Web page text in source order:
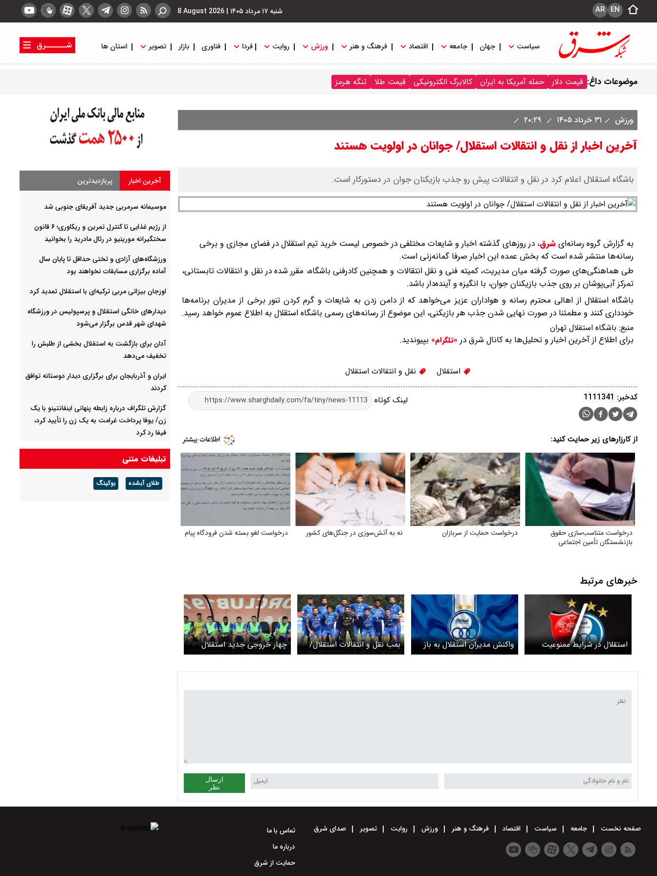
شنبه ۱۷ مرداد ۱۴۰۵ |
8 August 2026 EN
AR
سیاست جهان جامعه اقتصاد فرهنگ و هنر ورزش روایت فردا فناوری بازار تصویر استان ها
شــــــرق
موضوعات داغ: قیمت دلار حمله آمریکا به ایران کالابرگ الکترونیکی قیمت طلا تنگه هرمز
ورزش ۳۱ خرداد ۱۴۰۵
آخرین اخبار از نقل و انتقالات استقلال/ جوانان در اولویت هستند
باشگاه استقلال اعلام کرد در نقل و انتقالات پیش رو جذب بازیکنان جوان در دستورکار است.
به گزارش گروه رسانه‌ایشرق، در روزهای گذشته اخبار و شایعات مختلفی در خصوص لیست خرید تیم استقلال در فضای مجازی و برخی
رسانه‌ها منتشر شده است که بخش عمده این اخبار صرفا گمانه‌زنی است.
طی هماهنگی‌های صورت گرفته میان مدیریت، کمیته فنی و نقل انتقالات و همچنین کادرفنی باشگاه، مقرر شده در نقل و انتقالات تابستانی،
تمرکز آبی‌پوشان بر روی جذب بازیکنان جوان، با انگیزه و آینده‌دار باشد.
باشگاه استقلال از اهالی محترم رسانه و هواداران عزیز می‌خواهد که از دامن زدن به شایعات و گرم کردن تنور برخی از مدیران برنامه‌ها
خودداری کنند و مطمئنا در صورت نهایی شدن جذب هر بازیکنی، این موضوع از رسانه‌های رسمی باشگاه استقلال به اطلاع عموم خواهد رسید.
منبع: باشگاه استقلال تهران
برای اطلاع از آخرین اخبار و تحلیل‌ها به کانال شرق در «تلگرام» بپیوندید.
استقلال نقل و انتقالات استقلال
لینک کوتاه کدخبر: 1111341
از کارزارهای زیر حمایت کنید:
درخواست متناسب‌سازی حقوق
بازنشستگان تأمین اجتماعی
درخواست حمایت از سربازان نه به آتش‌سوزی در جنگل‌های کشور درخواست لغو بسته شدن فرودگاه پیام
خبرهای مرتبط
استقلال در شرایط ممنوعیت
نقل و انتقالات
واکنش مدیران استقلال به باز
شدن پنجره
بمب نقل و انتقالات استقلال/
بازیکن بارسا به استقلال
چهار خروجی جدید استقلال
مشخص شدند
ارسال
نظر
آخرین اخبار پربازدیدترین
موسیمانه سرمربی جدید آفریقای جنوبی شد
از رژیم غذایی تا کنترل تمرین و ریکاوری؛ ۶ قانون
سختگیرانه مورینیو در رئال مادرید را بخوانید
ورزشگاه‌های آزادی و تختی حداقل تا پایان سال
آماده برگزاری مسابقات نخواهند بود
اوزجان بیزاتی مربی ترکیه‌ای با استقلال تمدید کرد
دیدارهای خانگی استقلال و پرسپولیس در ورزشگاه
شهدای شهر قدس برگزار می‌شود
آدان برای بازگشت به استقلال بخشی از طلبش را
تخفیف می‌دهد
ایران و آذربایجان برای برگزاری دیدار دوستانه توافق
کردند
گزارش تلگراف درباره زابطه پنهانی اینفانتینو با یک
زن/ یوفا پرداخت غرامت به یک زن را تأیید کرد،
فیفا رد کرد
پدر لیونل مسی درگذشت + عکس
مدیران بارسلونا به نهایی شدن انتقال رودری از
منچسترسیتی خوش‌بین هستند
تبلیغات متنی
طلای آبشده بوکینگ
صفحه نخست جامعه سیاست اقتصاد فرهنگ و هنر ورزش روایت تصویر صدای شرق
تماس با ما
درباره ما
حمایت از شرق